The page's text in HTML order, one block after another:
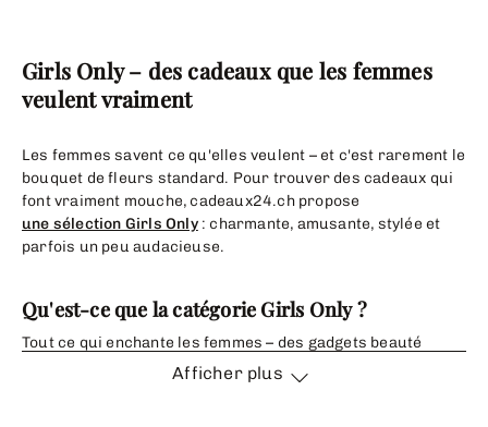
Girls Only – des cadeaux que les femmes
veulent vraiment
Les femmes savent ce qu'elles veulent – et c'est rarement le
bouquet de fleurs standard. Pour trouver des cadeaux qui
font vraiment mouche, cadeaux24.ch propose
une sélection Girls Only: charmante, amusante, stylée et
parfois un peu audacieuse.
Qu'est-ce que la catégorie Girls Only ?
Tout ce qui enchante les femmes – des gadgets beauté
sympas aux accessoires lifestyle originaux, en passant par
les coffrets bien-être. Des cadeaux intelligents, tendance et
Afficher plus